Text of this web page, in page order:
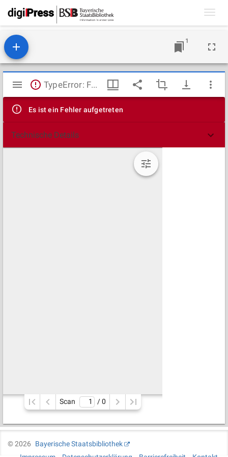
1
Mirador
Viewer
TypeError: Failed to fetch
Es ist ein Fehler aufgetreten
Technische Details
Scan / 0
©2026
Bayerische Staatsbibliothek